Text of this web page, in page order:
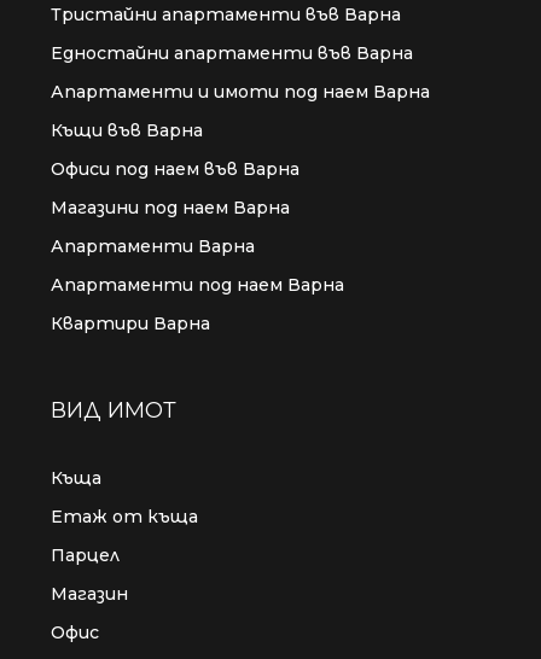
Тристайни апартаменти във Варна
Едностайни апартаменти във Варна
Апартаменти и имоти под наем Варна
Къщи във Варна
Офиси под наем във Варна
Магазини под наем Варна
Апартаменти Варна
Апартаменти под наем Варна
Квартири Варна
ВИД ИМОТ
Къща
Етаж от къща
Парцел
Магазин
Офис